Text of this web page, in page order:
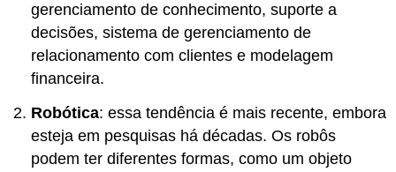
gerenciamento de conhecimento, suporte a
decisões, sistema de gerenciamento de
relacionamento com clientes e modelagem
financeira.
Robótica: essa tendência é mais recente, embora
esteja em pesquisas há décadas. Os robôs
podem ter diferentes formas, como um objeto